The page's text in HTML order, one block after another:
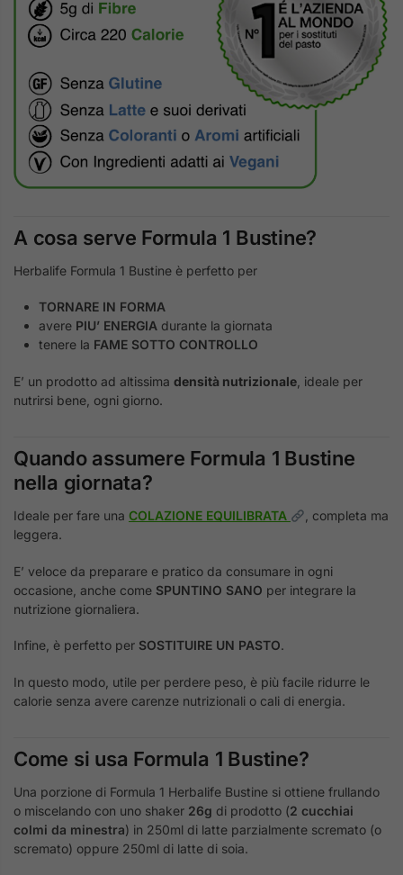
A cosa serve Formula 1 Bustine?
Herbalife Formula 1 Bustine è perfetto per
TORNARE IN FORMA
avere PIU’ ENERGIA durante la giornata
tenere la FAME SOTTO CONTROLLO
E’ un prodotto ad altissima densità nutrizionale , ideale per
nutrirsi bene, ogni giorno.
Quando assumere Formula 1 Bustine
nella giornata?
Ideale per fare una COLAZIONE EQUILIBRATA
, completa ma
leggera.
E’ veloce da preparare e pratico da consumare in ogni
occasione, anche come SPUNTINO SANO per integrare la
nutrizione giornaliera.
Infine, è perfetto per SOSTITUIRE UN PASTO.
In questo modo, utile per perdere peso, è più facile ridurre le
calorie senza avere carenze nutrizionali o cali di energia.
Come si usa Formula 1 Bustine?
Una porzione di Formula 1 Herbalife Bustine si ottiene frullando
o miscelando con uno shaker 26g di prodotto (2 cucchiai
colmi da minestra) in 250ml di latte parzialmente scremato (o
scremato) oppure 250ml di latte di soia.